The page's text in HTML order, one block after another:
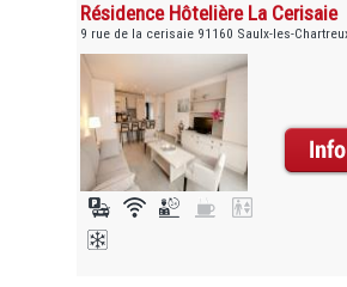
Résidence Hôtelière La Cerisaie
9 rue de la cerisaie 91160 Saulx-les-